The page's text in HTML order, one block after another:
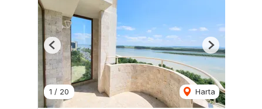
1 / 20 Harta
Previous Next